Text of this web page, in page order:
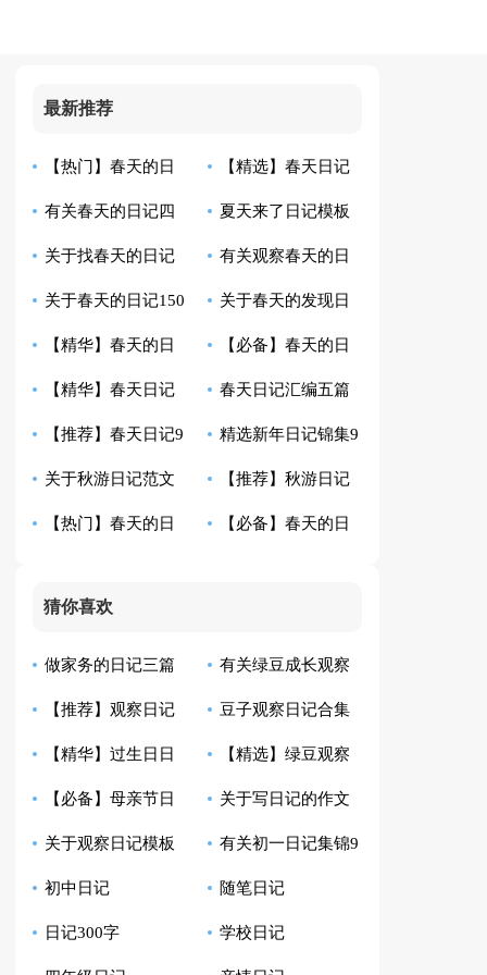
最新推荐
【热门】春天的日
记模板合集9篇
【精选】春天日记
四篇
有关春天的日记四
篇
夏天来了日记模板
汇编7篇
关于找春天的日记
150字
有关观察春天的日
记四篇
关于春天的日记150
字
关于春天的发现日
记范文汇总10篇
【精华】春天的日
记汇编8篇
【必备】春天的日
记三篇
【精华】春天日记
合集9篇
春天日记汇编五篇
【推荐】春天日记9
篇
精选新年日记锦集9
篇
关于秋游日记范文
合集8篇
【推荐】秋游日记
范文八篇
【热门】春天的日 【必备】春天的日
猜你喜欢
做家务的日记三篇 有关绿豆成长观察
日记集合九篇
【推荐】观察日记
作文300字汇编10篇
豆子观察日记合集
15篇
【精华】过生日日
记范文集合八篇
【精选】绿豆观察
日记集合6篇
【必备】母亲节日
记合集6篇
关于写日记的作文
300字锦集4篇
关于观察日记模板
汇编6篇
有关初一日记集锦9
篇
初中日记 随笔日记
日记300字 学校日记